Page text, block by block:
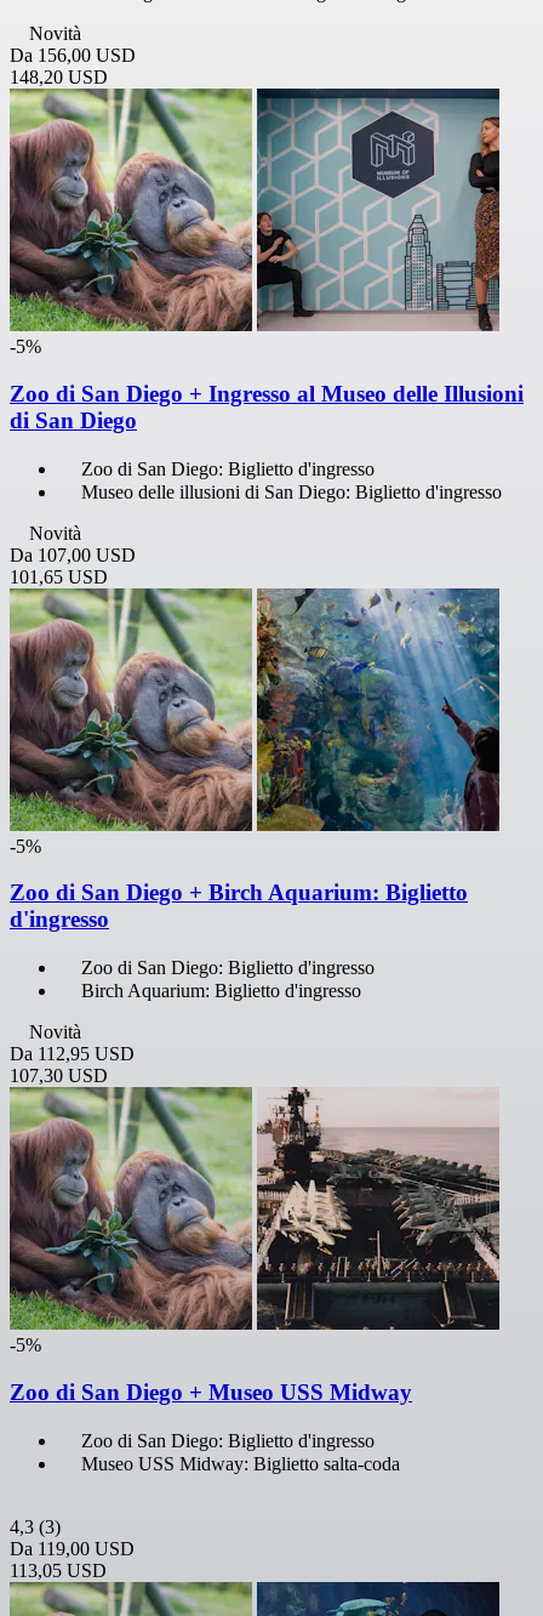
Novità
Da 156,00 USD
148,20 USD
-5%
Zoo di San Diego + Ingresso al Museo delle Illusioni
di San Diego
Zoo di San Diego: Biglietto d'ingresso
Museo delle illusioni di San Diego: Biglietto d'ingresso
Novità
Da 107,00 USD
101,65 USD
-5%
Zoo di San Diego + Birch Aquarium: Biglietto
d'ingresso
Zoo di San Diego: Biglietto d'ingresso
Birch Aquarium: Biglietto d'ingresso
Novità
Da 112,95 USD
107,30 USD
-5%
Zoo di San Diego + Museo USS Midway
Zoo di San Diego: Biglietto d'ingresso
Museo USS Midway: Biglietto salta-coda
4,3 (3)
Da 119,00 USD
113,05 USD